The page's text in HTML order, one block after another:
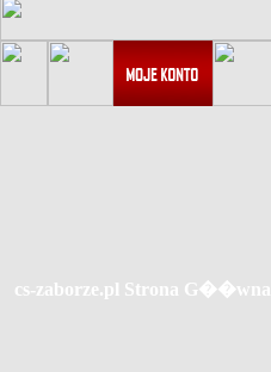
cs-zaborze.pl Strona G��wna